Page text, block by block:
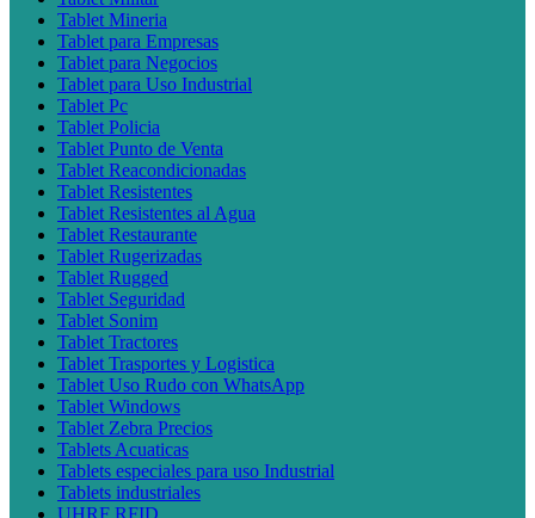
Tablet Mineria
Tablet para Empresas
Tablet para Negocios
Tablet para Uso Industrial
Tablet Pc
Tablet Policia
Tablet Punto de Venta
Tablet Reacondicionadas
Tablet Resistentes
Tablet Resistentes al Agua
Tablet Restaurante
Tablet Rugerizadas
Tablet Rugged
Tablet Seguridad
Tablet Sonim
Tablet Tractores
Tablet Trasportes y Logistica
Tablet Uso Rudo con WhatsApp
Tablet Windows
Tablet Zebra Precios
Tablets Acuaticas
Tablets especiales para uso Industrial
Tablets industriales
UHRF RFID